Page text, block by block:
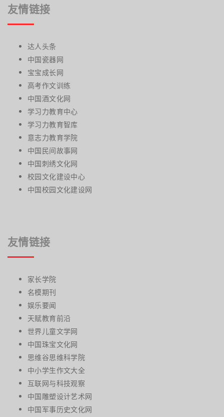
友情链接
达人头条
中国瓷器网
宝宝成长网
高考作文训练
中国酒文化网
学习力教育中心
学习力教育智库
意志力教育学院
中国民间故事网
中国刺绣文化网
校园文化建设中心
中国校园文化建设网
友情链接
家长学院
名模期刊
娱乐要闻
天赋教育前沿
世界儿童文学网
中国珠宝文化网
思维谷思维科学院
中小学生作文大全
互联网与科技观察
中国雕塑设计艺术网
中国军事历史文化网